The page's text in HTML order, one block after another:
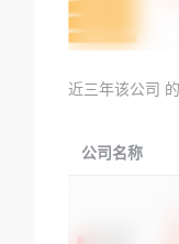
近三年该公司
公司名称